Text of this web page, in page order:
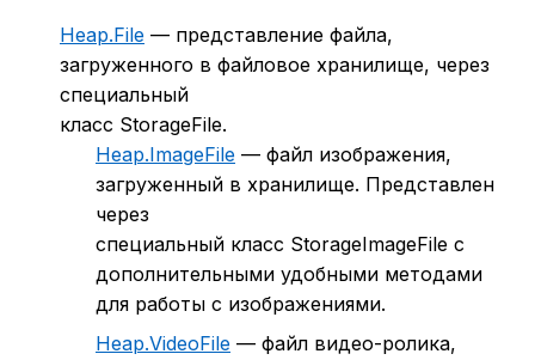
Heap.File — представление файла,
загруженного в файловое хранилище, через
специальный
класс StorageFile.
Heap.ImageFile — файл изображения,
загруженный в хранилище. Представлен
через
специальный класс StorageImageFile с
дополнительными удобными методами
для работы с изображениями.
Heap.VideoFile — файл видео-ролика,